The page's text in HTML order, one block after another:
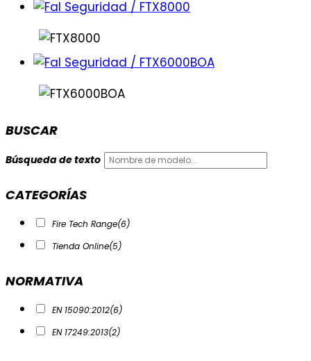
BUSCAR
Búsqueda de texto
CATEGORÍAS
Fire Tech Range(6)
Tienda Online(5)
NORMATIVA
EN 15090:2012(6)
EN 17249:2013(2)